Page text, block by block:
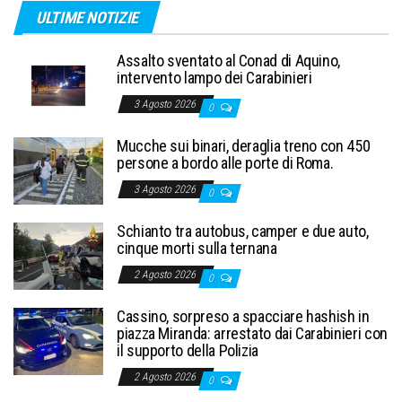
ULTIME NOTIZIE
Assalto sventato al Conad di Aquino,
intervento lampo dei Carabinieri
3 Agosto 2026 0
Mucche sui binari, deraglia treno con 450
persone a bordo alle porte di Roma.
3 Agosto 2026 0
Schianto tra autobus, camper e due auto,
cinque morti sulla ternana
2 Agosto 2026 0
Cassino, sorpreso a spacciare hashish in
piazza Miranda: arrestato dai Carabinieri con
il supporto della Polizia
2 Agosto 2026 0